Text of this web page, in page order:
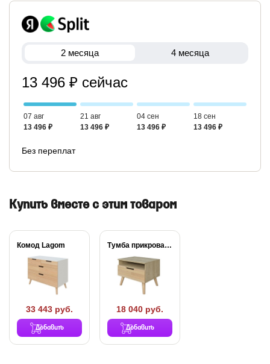
2 месяца 4 месяца
13 496 ₽ сейчас
07 авг
13 496 ₽
21 авг
13 496 ₽
04 сен
13 496 ₽
18 сен
13 496 ₽
Без переплат
Купить вместе с этим товаром
Комод Lagom
33 443 руб.
Добавить
Тумба прикроватная Lagom
18 040 руб.
Добавить